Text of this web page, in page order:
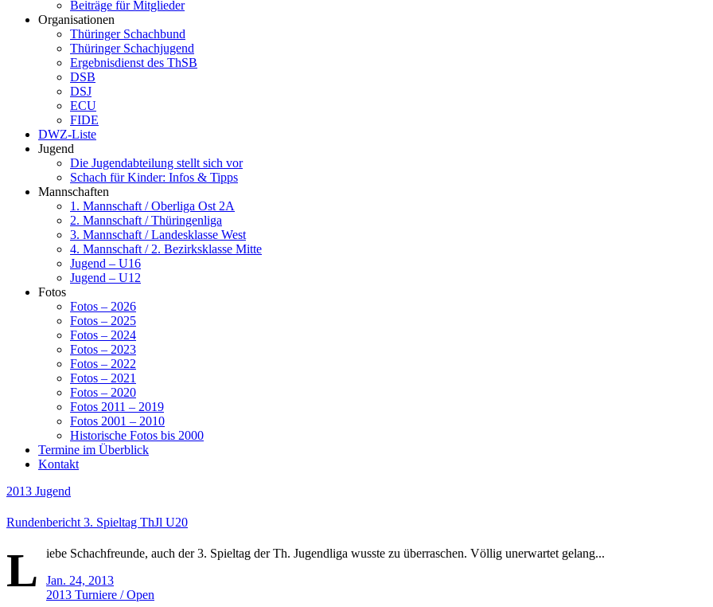
Beiträge für Mitglieder
Organisationen
Thüringer Schachbund
Thüringer Schachjugend
Ergebnisdienst des ThSB
DSB
DSJ
ECU
FIDE
DWZ-Liste
Jugend
Die Jugendabteilung stellt sich vor
Schach für Kinder: Infos & Tipps
Mannschaften
1. Mannschaft / Oberliga Ost 2A
2. Mannschaft / Thüringenliga
3. Mannschaft / Landesklasse West
4. Mannschaft / 2. Bezirksklasse Mitte
Jugend – U16
Jugend – U12
Fotos
Fotos – 2026
Fotos – 2025
Fotos – 2024
Fotos – 2023
Fotos – 2022
Fotos – 2021
Fotos – 2020
Fotos 2011 – 2019
Fotos 2001 – 2010
Historische Fotos bis 2000
Termine im Überblick
Kontakt
2013 Jugend
Rundenbericht 3. Spieltag ThJl U20
L
iebe Schachfreunde, auch der 3. Spieltag der Th. Jugendliga wusste zu überraschen. Völlig unerwartet gelang...
Jan. 24, 2013
2013 Turniere / Open